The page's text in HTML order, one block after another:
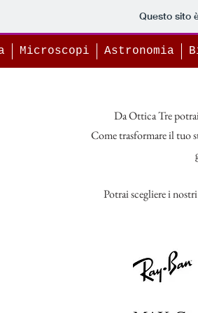
Questo sito
Microscopi Astronomia
Da Ottica Tre
Come trasformare il tuo
Potrai scegliere i